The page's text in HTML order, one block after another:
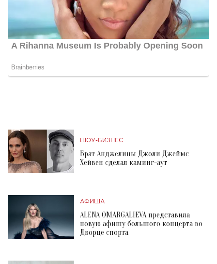
ШОУ-БИЗНЕС
Брат Анджелины Джоли Джеймс
Хейвен сделал каминг-аут
АФИША
ALENA OMARGALIEVA представила
новую афишу большого концерта во
Дворце спорта